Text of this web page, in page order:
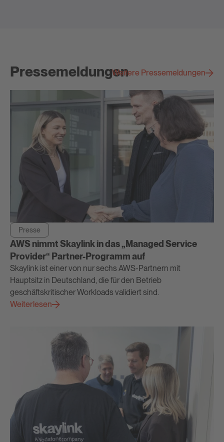
PressemeldungenWeitere Pressemeldungen
Presse
AWS nimmt Skaylink in das „Managed Service
Provider“ Partner-Programm auf
Skaylink ist einer von nur sechs AWS-Partnern mit
Hauptsitz in Deutschland, die für den Betrieb
geschäftskritischer Workloads validiert sind.
Weiterlesen